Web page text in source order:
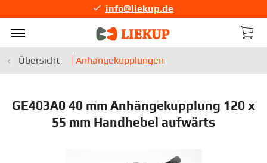
info@liekup.de
Übersicht Anhängekupplungen
GE403A0 40 mm Anhängekupplung 120 x
55 mm Handhebel aufwärts